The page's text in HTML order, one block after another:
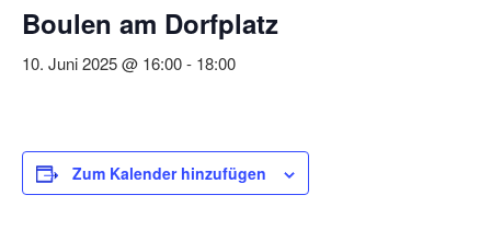
Boulen am Dorfplatz
10. Juni 2025 @ 16:00- 18:00
Zum Kalender hinzufügen